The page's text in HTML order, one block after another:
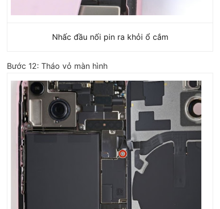
Nhấc đầu nối pin ra khỏi ổ cắm
Bước 12: Tháo vỏ màn hình